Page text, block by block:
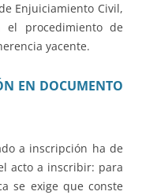
Enjuiciamiento Civil,
el procedimiento de
yacente.
EN DOCUMENTO
a inscripción ha de
acto a inscribir: para
se exige que conste